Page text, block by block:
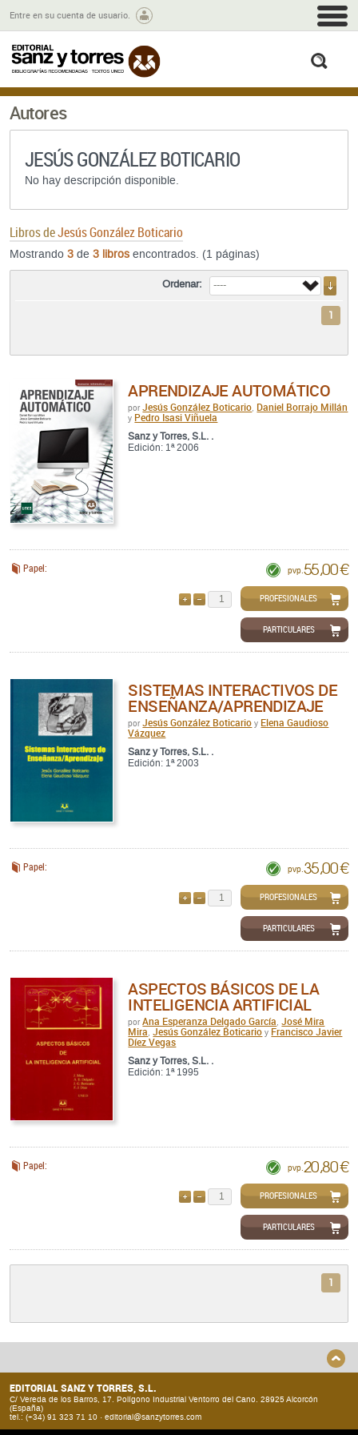
Entre en su cuenta de usuario.
Autores
JESÚS GONZÁLEZ BOTICARIO
No hay descripción disponible.
Libros deJesús González Boticario
Mostrando 3 de 3 libros encontrados. (1 páginas)
Ordenar:
1
APRENDIZAJE AUTOMÁTICO
por Jesús González Boticario Daniel Borrajo Millán
y Pedro Isasi Viñuela
Sanz y Torres, S.L. .
Edición: 1ª 2006
Papel: pvp. 55,00 €
QUITARPROFESIONALES
PARTICULARES
SISTEMAS INTERACTIVOS DE
ENSEÑANZA/APRENDIZAJE
porJesús González Boticario y Elena Gaudioso
Vázquez
Sanz y Torres, S.L. .
Edición: 1ª 2003
Papel: pvp. 35,00 €
QUITARPROFESIONALES
PARTICULARES
ASPECTOS BÁSICOS DE LA
INTELIGENCIA ARTIFICIAL
porAna Esperanza Delgado García ,José Mira
Mira
,Jesús González Boticario y Francisco Javier
Díez Vegas
Sanz y Torres, S.L. .
Edición: 1ª 1995
Papel: pvp. 20,80 €
QUITARPROFESIONALES
PARTICULARES
1
EDITORIAL SANZ Y TORRES, S.L.
C/ Vereda de los Barros, 17. Polígono Industrial Ventorro del Cano. 28925 Alcorcón
(España)
tel.: (+34) 91 323 71 10 · editorial@sanzytorres.com